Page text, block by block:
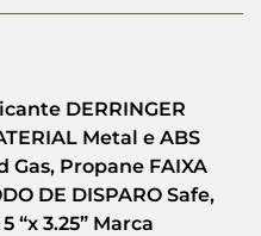
DERRINGER
Metal e ABS
Gas, Propane FAIXA
DE DISPARO Safe,
“x 3.25” Marca